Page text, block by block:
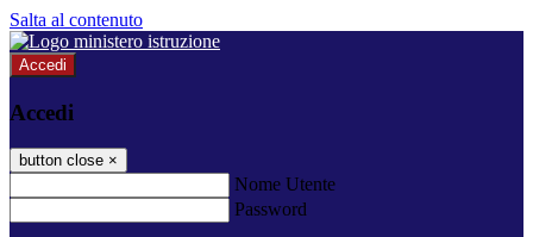
Salta al contenuto
Accedi
Accedi
button close ×
Nome Utente
Password